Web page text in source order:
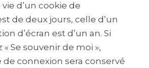
d’un cookie de
de deux jours, celle d’un
d’écran est d’un an. Si
« Se souvenir de moi »,
de connexion sera conservé